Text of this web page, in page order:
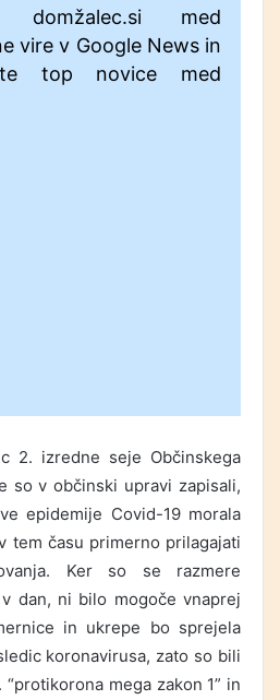
domžalec.si med
vire v Google News in
top novice med
2. izredne seje Občinskega
so v občinski upravi zapisali,
epidemije Covid-19 morala
tem času primerno prilagajati
Ker so se razmere
dan, ni bilo mogoče vnaprej
in ukrepe bo sprejela
koronavirusa, zato so bili
mega zakon 1” in